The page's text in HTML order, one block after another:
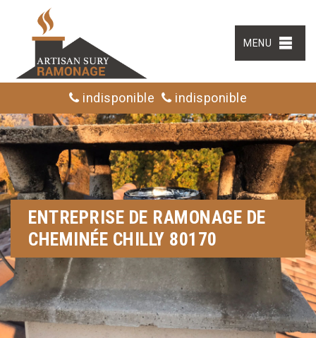
MENU
indisponible indisponible
ENTREPRISE DE RAMONAGE DE
CHEMINÉE CHILLY 80170